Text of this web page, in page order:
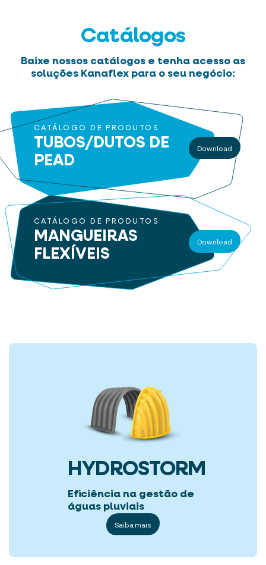
Catálogos
Baixe nossos catálogos e tenha acesso as
soluções Kanaflex para o seu negócio:
CATÁLOGO DE PRODUTOS
TUBOS/DUTOS DE
PEAD
Download
CATÁLOGO DE PRODUTOS
MANGUEIRAS
FLEXÍVEIS
Download
HYDROSTORM
Eficiência na gestão de
águas pluviais
Saiba mais